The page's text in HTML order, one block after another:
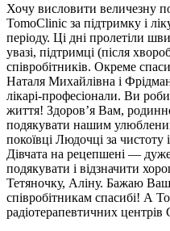
Хочу висловити величезну
TomoClinic за підтримку і
періоду. Ці дні пролетіли
увазі, підтримці (після
співробітників. Окреме
Наталя Михайлівна і
лікарі-професіонали. Ви
життя! Здоров’я Вам,
подякувати нашим
покоївці Людочці за
Дівчата на рецепшені —
подякувати і відзначити
Тетяночку, Аліну. Бажаю
співробітникам спасибі! А
радіотерапевтичних центрів